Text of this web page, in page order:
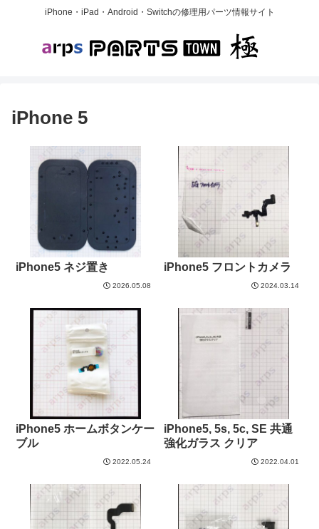
iPhone・iPad・Android・Switchの修理用パーツ情報サイト
iPhone 5
iPhone5 ネジ置き
2026.05.08
iPhone5 フロントカメラ
2024.03.14
iPhone5 ホームボタンケー
ブル
2022.05.24
iPhone5, 5s, 5c, SE 共通
強化ガラス クリア
2022.04.01